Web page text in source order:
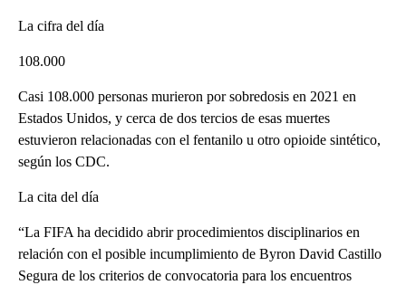
La cifra del día
108.000
Casi 108.000 personas murieron por sobredosis en 2021 en
Estados Unidos, y cerca de dos tercios de esas muertes
estuvieron relacionadas con el fentanilo u otro opioide sintético,
según los CDC.
La cita del día
“La FIFA ha decidido abrir procedimientos disciplinarios en
relación con el posible incumplimiento de Byron David Castillo
Segura de los criterios de convocatoria para los encuentros